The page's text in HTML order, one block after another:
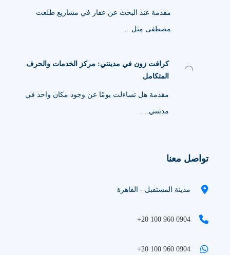
مقدمة عند البحث عن عقار في مشاريع طلعت
مصطفى مثل…
كرافت زون في مدينتي: مركز الخدمات والحرف
المتكامل
مقدمة هل تساءلت يومًا عن وجود مكان واحد في
مدينتي…
تواصل معنا
مدينة المستقبل - القاهرة
+20 100 960 0904
+20 100 960 0904